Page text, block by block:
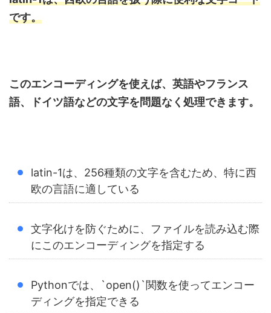
です。
このエンコーディングを使えば、英語やフランス
語、ドイツ語などの文字を問題なく処理できます。
latin-1は、256種類の文字を含むため、特に西
欧の言語に適している
文字化けを防ぐために、ファイルを読み込む際
にこのエンコーディングを指定する
Pythonでは、`open()`関数を使ってエンコー
ディングを指定できる